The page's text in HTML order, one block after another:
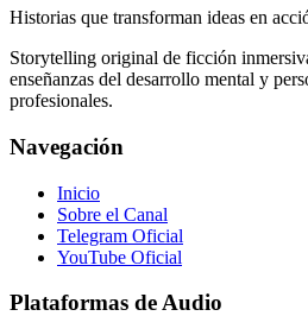
Historias que transforman ideas en
Storytelling original de ficción
enseñanzas del desarrollo mental y
profesionales.
Navegación
Inicio
Sobre el Canal
Telegram Oficial
YouTube Oficial
Plataformas de Audio